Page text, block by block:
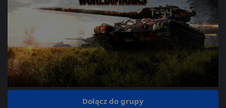
Dołącz do grupy